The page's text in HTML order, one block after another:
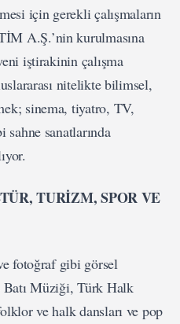
için gerekli çalışmaların
A.Ş.’nin kurulmasına
iştirakinin çalışma
nitelikte bilimsel,
sinema, tiyatro, TV,
sanatlarında
TURİZM, SPOR VE
fotoğraf gibi görsel
Batı Müziği, Türk Halk
ve halk dansları ve pop